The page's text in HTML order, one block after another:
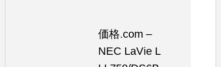
価格.com –
NEC LaVie L